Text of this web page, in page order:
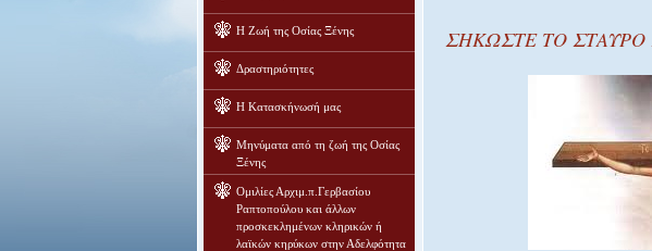
Η Ζωή της Οσίας Ξένης
Δραστηριότητες
Η Κατασκήνωσή μας
Μηνύματα από τη ζωή της Οσίας
Ξένης
Ομιλίες Αρχιμ.π.Γερβασίου
Ραπτοπούλου και άλλων
προσκεκλημένων κληρικών ή
λαϊκών κηρύκων στην Αδελφότητα
ΣΗΚΩΣΤΕ ΤΟ ΣΤΑΥΡΟ